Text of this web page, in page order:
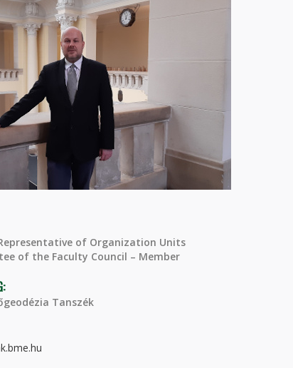
of Organization Units
of the Faculty Council – Member
Tanszék